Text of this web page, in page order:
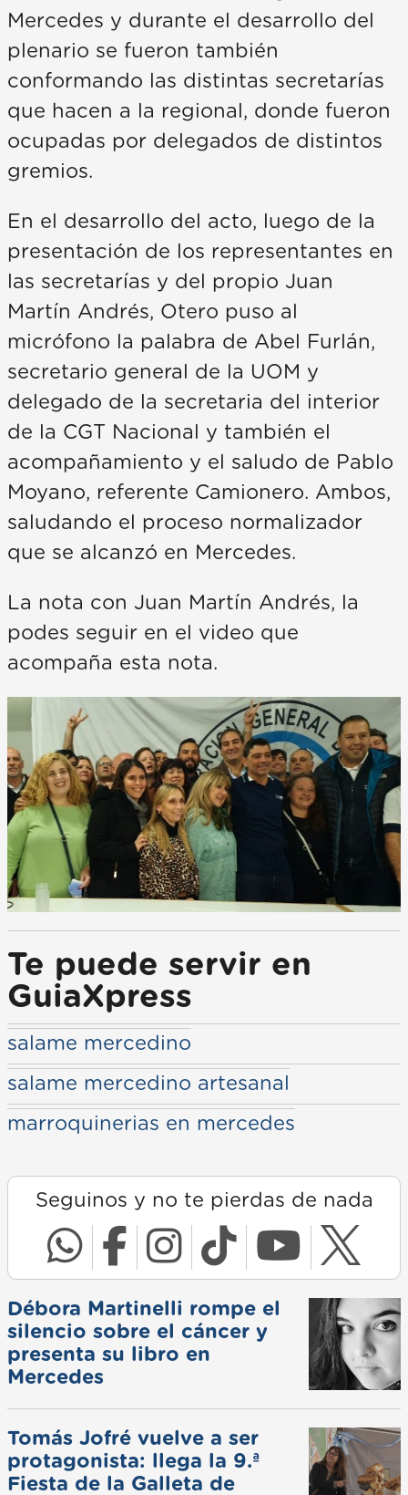
Mercedes y durante el desarrollo del
plenario se fueron también
conformando las distintas secretarías
que hacen a la regional, donde fueron
ocupadas por delegados de distintos
gremios.
En el desarrollo del acto, luego de la
presentación de los representantes en
las secretarías y del propio Juan
Martín Andrés, Otero puso al
micrófono la palabra de Abel Furlán,
secretario general de la UOM y
delegado de la secretaria del interior
de la CGT Nacional y también el
acompañamiento y el saludo de Pablo
Moyano, referente Camionero. Ambos,
saludando el proceso normalizador
que se alcanzó en Mercedes.
La nota con Juan Martín Andrés, la
podes seguir en el video que
acompaña esta nota.
Te puede servir en
GuiaXpress
salame mercedino
salame mercedino artesanal
marroquinerias en mercedes
Seguinos y no te pierdas de nada
Débora Martinelli rompe el
silencio sobre el cáncer y
presenta su libro en
Mercedes
Tomás Jofré vuelve a ser
protagonista: llega la 9.ª
Fiesta de la Galleta de